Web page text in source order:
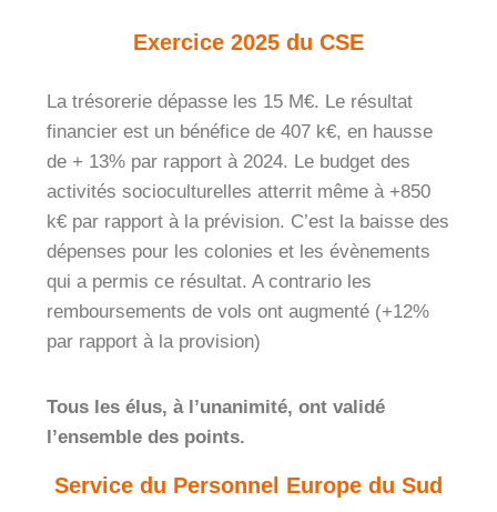
Exercice 2025 du CSE
La trésorerie dépasse les 15 M€. Le résultat
financier est un bénéfice de 407 k€, en hausse
de + 13% par rapport à 2024. Le budget des
activités socioculturelles atterrit même à +850
k€ par rapport à la prévision. C’est la baisse des
dépenses pour les colonies et les évènements
qui a permis ce résultat. A contrario les
remboursements de vols ont augmenté (+12%
par rapport à la provision)
Tous les élus, à l’unanimité, ont validé
l’ensemble des points.
Service du Personnel Europe du Sud